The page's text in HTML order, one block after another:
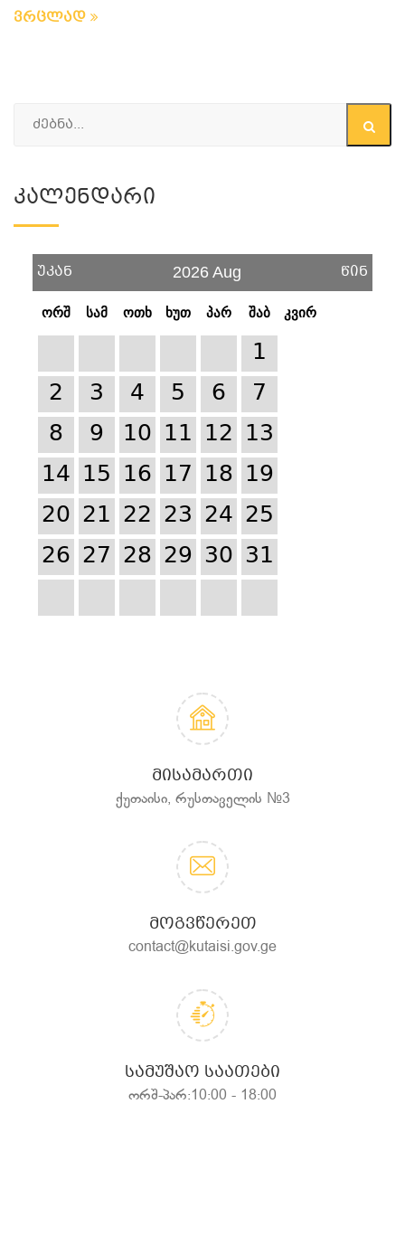
ვრცლად
Კალენდარი
უკან 2026 Aug წინ
ორშ სამ ოთხ ხუთ პარ შაბ კვირ
1
2
3 4 5 6
7
8
9 10 11 12 13
14 15 16 17 18 19
20 21 22 23 24 25
26 27 28 29 30 31
ᲛᲘᲡᲐᲛᲐᲠᲗᲘ
ქუთაისი, რუსთაველის №3
ᲛᲝᲒᲕᲬᲔᲠᲔᲗ
contact@kutaisi.gov.ge
ᲡᲐᲛᲣᲨᲐᲝ ᲡᲐᲐᲗᲔᲑᲘ
ორშ-პარ:10:00 - 18:00